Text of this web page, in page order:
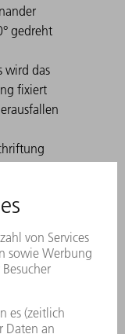
gedreht
wird das
fixiert
lässt
auf
auch für